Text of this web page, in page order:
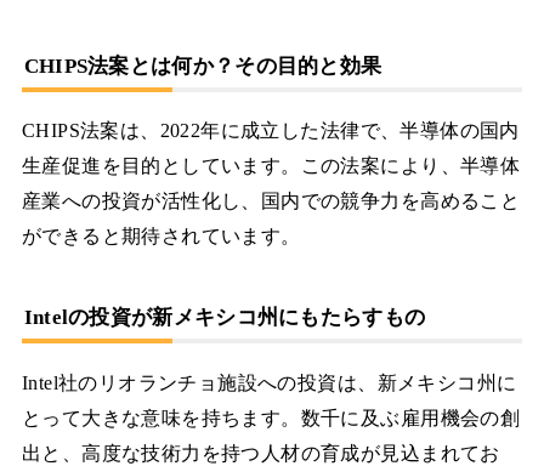
CHIPS法案とは何か？その目的と効果
CHIPS法案は、2022年に成立した法律で、半導体の国内
生産促進を目的としています。この法案により、半導体
産業への投資が活性化し、国内での競争力を高めること
ができると期待されています。
Intelの投資が新メキシコ州にもたらすもの
Intel社のリオランチョ施設への投資は、新メキシコ州に
とって大きな意味を持ちます。数千に及ぶ雇用機会の創
出と、高度な技術力を持つ人材の育成が見込まれてお